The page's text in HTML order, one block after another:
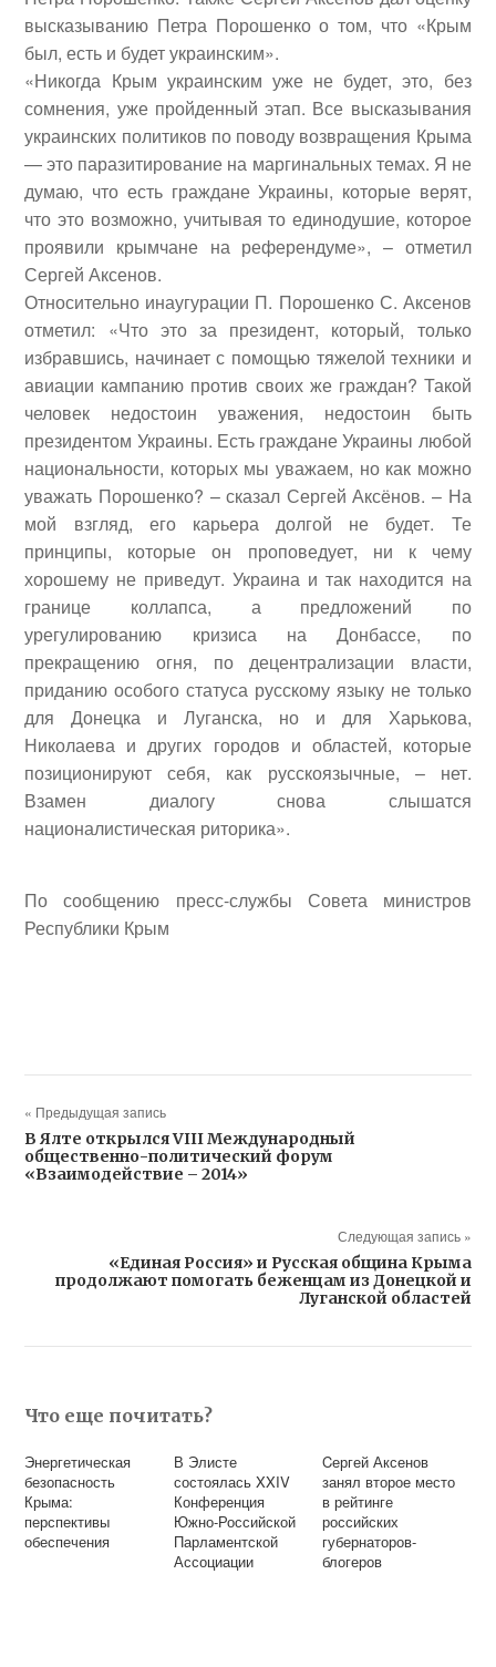
высказыванию Петра Порошенко о том, что «Крым
был, есть и будет украинским».
«Никогда Крым украинским уже не будет, это, без
сомнения, уже пройденный этап. Все высказывания
украинских политиков по поводу возвращения Крыма
— это паразитирование на маргинальных темах. Я не
думаю, что есть граждане Украины, которые верят,
что это возможно, учитывая то единодушие, которое
проявили крымчане на референдуме», – отметил
Сергей Аксенов.
Относительно инаугурации П. Порошенко С. Аксенов
отметил: «Что это за президент, который, только
избравшись, начинает с помощью тяжелой техники и
авиации кампанию против своих же граждан? Такой
человек недостоин уважения, недостоин быть
президентом Украины. Есть граждане Украины любой
национальности, которых мы уважаем, но как можно
уважать Порошенко? – сказал Сергей Аксёнов. – На
мой взгляд, его карьера долгой не будет. Те
принципы, которые он проповедует, ни к чему
хорошему не приведут. Украина и так находится на
границе коллапса, а предложений по
урегулированию кризиса на Донбассе, по
прекращению огня, по децентрализации власти,
приданию особого статуса русскому языку не только
для Донецка и Луганска, но и для Харькова,
Николаева и других городов и областей, которые
позиционируют себя, как русскоязычные, – нет.
Взамен диалогу снова слышатся
националистическая риторика».
По сообщению пресс-службы Совета министров
Республики Крым
« Предыдущая запись
В Ялте открылся VIII Международный
общественно-политический форум
«Взаимодействие – 2014»
Следующая запись »
«Единая Россия» и Русская община Крыма
продолжают помогать беженцам из Донецкой и
Луганской областей
Что еще почитать?
Энергетическая
безопасность
Крыма:
перспективы
обеспечения
В Элисте
состоялась XXIV
Конференция
Южно-Российской
Парламентской
Ассоциации
Cергей Аксенов
занял второе место
в рейтинге
российских
губернаторов-
блогеров